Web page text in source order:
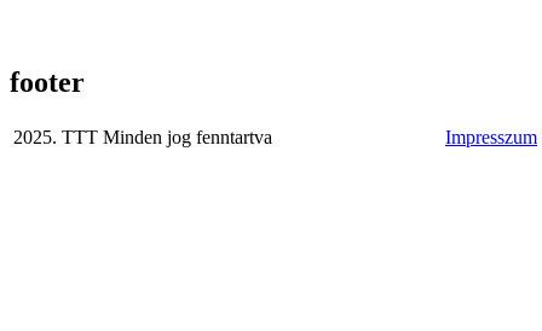
footer
2025. TTT Minden jog fenntartva Impresszum